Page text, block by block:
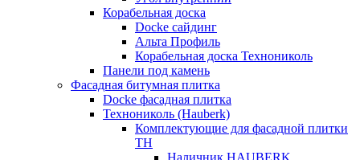
Корабельная доска
Docke сайдинг
Альта Профиль
Корабельная доска Технониколь
Панели под камень
Фасадная битумная плитка
Docke фасадная плитка
Технониколь (Hauberk)
Комплектующие для фасадной плитки
ТН
Наличник HAUBERK